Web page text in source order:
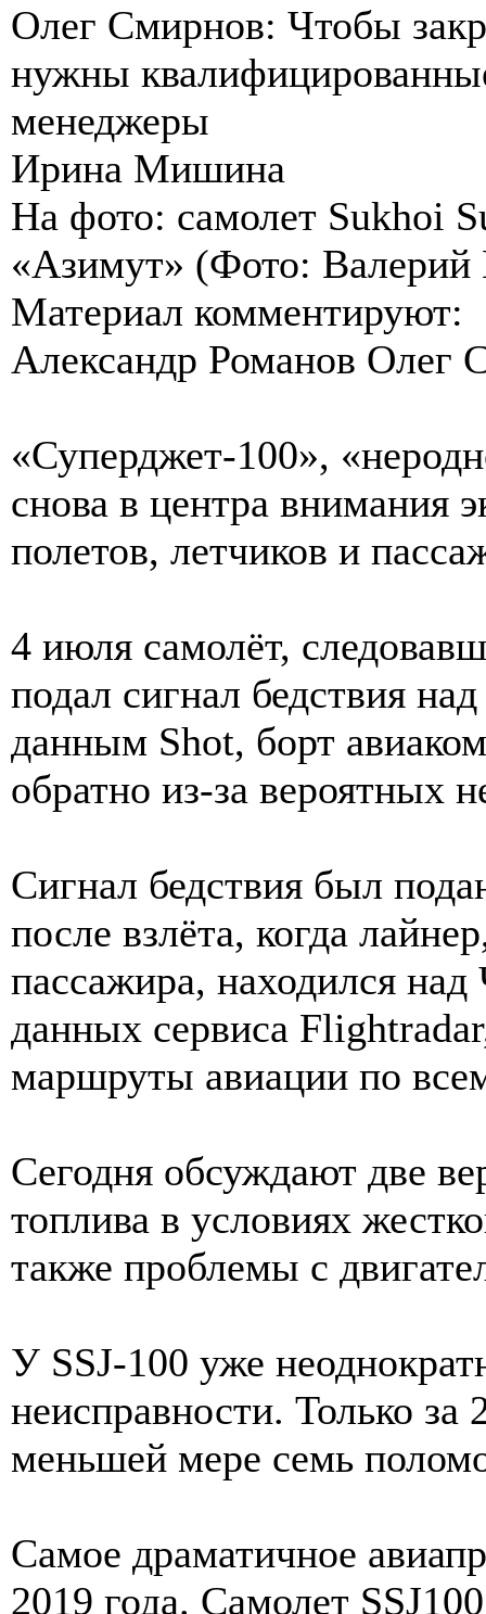
Олег Смирнов: Чтобы
нужны
менеджеры
Ирина Мишина
На фото: самолет Sukhoi
«Азимут» (Фото:
Материал комментируют:
Александр Романов Олег
«Суперджет-100»,
снова в центра внимания
полетов, летчиков и
4 июля самолёт,
подал сигнал бедствия
данным Shot, борт
обратно из-за вероятных
Сигнал бедствия был
после взлёта, когда
пассажира, находился
данных сервиса
маршруты авиации по
Сегодня обсуждают две
топлива в условиях
также проблемы с
У SSJ-100 уже
неисправности. Только за
меньшей мере семь
Самое драматичное
2019 года. Самолет